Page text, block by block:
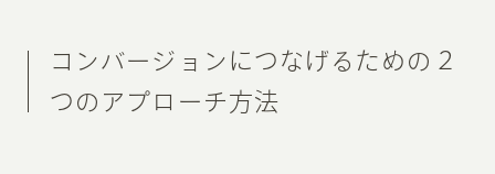
コンバージョンにつなげるための２
つのアプローチ方法